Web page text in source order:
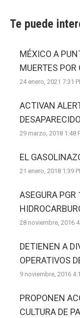
Te puede
MÉXICO A
MUERTES
24 enero, 2021 7:31
ACTIVAN
29 marzo, 2018 1:48
EL
21 enero, 2018 1:39
ASEGURA
28 noviembre, 2016
DETIENEN A
OPERATIVOS
9 noviembre, 2016
PROPONEN
CULTURA DE